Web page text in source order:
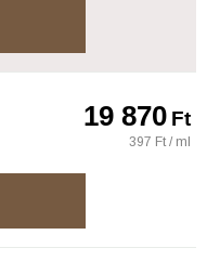
19 870Ft
397 Ft / ml